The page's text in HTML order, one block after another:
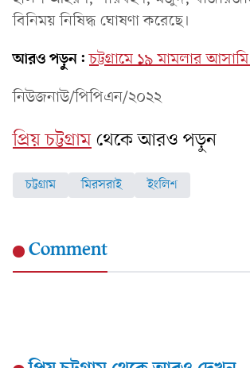
বিনিময় নিষিদ্ধ ঘোষণা করেছে।
আরও পড়ুন: চট্টগ্রামে ১৯ মামলার
নিউজনাউ/পিপিএন/২০২২
প্রিয় চট্টগ্রামথেকে আরও পড়ুন
চট্টগ্রাম মিরসরাই ইংলিশ
Comment